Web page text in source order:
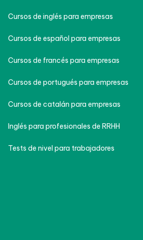
Cursos de inglés para empresas
Cursos de español para empresas
Cursos de francés para empresas
Cursos de portugués para empresas
Cursos de catalán para empresas
Inglés para profesionales de RRHH
Tests de nivel para trabajadores